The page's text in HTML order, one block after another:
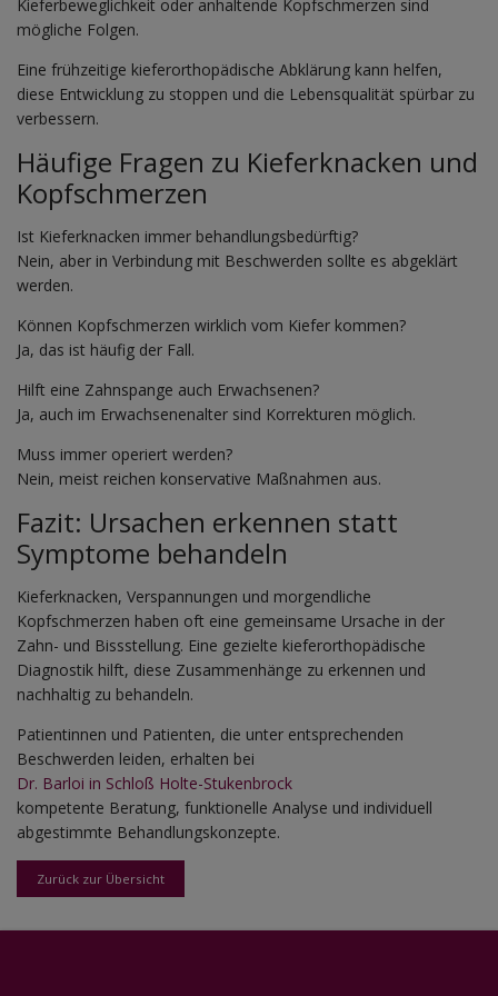
Zurück zur Übersicht
Kieferbeweglichkeit oder anhaltende Kopfschmerzen sind
mögliche Folgen.
Eine frühzeitige kieferorthopädische Abklärung kann helfen,
diese Entwicklung zu stoppen und die Lebensqualität spürbar zu
verbessern.
Häufige Fragen zu Kieferknacken und
Kopfschmerzen
Ist Kieferknacken immer behandlungsbedürftig?
Nein, aber in Verbindung mit Beschwerden sollte es abgeklärt
werden.
Können Kopfschmerzen wirklich vom Kiefer kommen?
Ja, das ist häufig der Fall.
Hilft eine Zahnspange auch Erwachsenen?
Ja, auch im Erwachsenenalter sind Korrekturen möglich.
Muss immer operiert werden?
Nein, meist reichen konservative Maßnahmen aus.
Fazit: Ursachen erkennen statt
Symptome behandeln
Kieferknacken, Verspannungen und morgendliche
Kopfschmerzen haben oft eine gemeinsame Ursache in der
Zahn- und Bissstellung. Eine gezielte kieferorthopädische
Diagnostik hilft, diese Zusammenhänge zu erkennen und
nachhaltig zu behandeln.
Patientinnen und Patienten, die unter entsprechenden
Beschwerden leiden, erhalten bei
Dr. Barloi in Schloß Holte-Stukenbrock
kompetente Beratung, funktionelle Analyse und individuell
abgestimmte Behandlungskonzepte.